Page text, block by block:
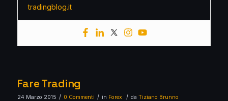
tradingblog.it
Fare Trading
24 Marzo 2015 / 0 Commenti / in Forex / da Tiziano Brunno